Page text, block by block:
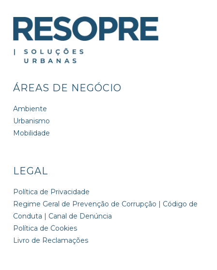
ÁREAS DE NEGÓCIO
Ambiente
Urbanismo
Mobilidade
LEGAL
Política de Privacidade
Regime Geral de Prevenção de Corrupção | Código de
Conduta | Canal de Denúncia
Política de Cookies
Livro de Reclamações